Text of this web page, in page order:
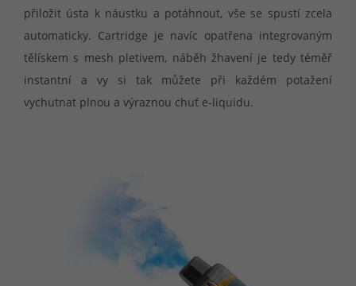
přiložit ústa k náustku a potáhnout, vše se spustí zcela
automaticky. Cartridge je navíc opatřena integrovaným
tělískem s mesh pletivem, náběh žhavení je tedy téměř
instantní a vy si tak můžete při každém potažení
vychutnat plnou a výraznou chuť e-liquidu.